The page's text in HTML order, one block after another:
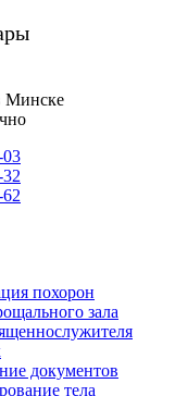
Минске
03
похорон
зала
документов
тела